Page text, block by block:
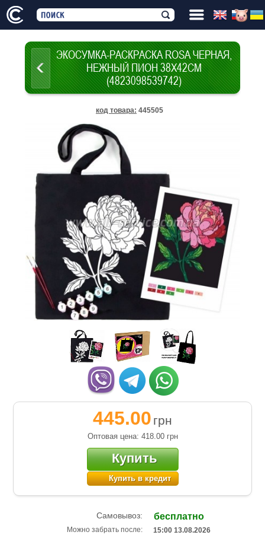
ЭКОСУМКА-РАСКРАСКА ROSA ЧЕРНАЯ,
НЕЖНЫЙ ПИОН 38Х42СМ
(4823098539742)
код товара: 445505
445.00 грн
Оптовая цена: 418.00 грн
Купить
Купить в кредит
Самовывоз: бесплатно
Можно забрать после: 15:00 13.08.2026